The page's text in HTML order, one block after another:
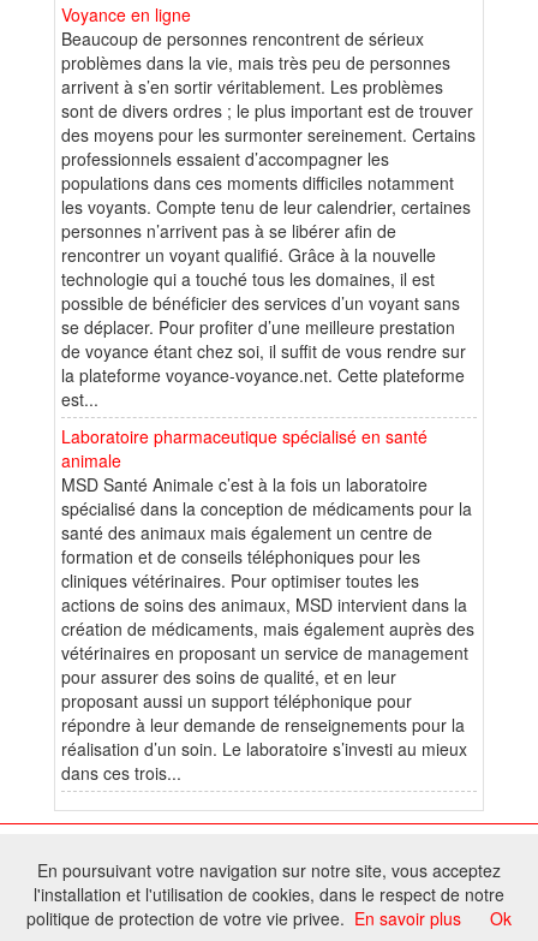
Voyance en ligne
Beaucoup de personnes rencontrent de sérieux
problèmes dans la vie, mais très peu de personnes
arrivent à s’en sortir véritablement. Les problèmes
sont de divers ordres ; le plus important est de trouver
des moyens pour les surmonter sereinement. Certains
professionnels essaient d’accompagner les
populations dans ces moments difficiles notamment
les voyants. Compte tenu de leur calendrier, certaines
personnes n’arrivent pas à se libérer afin de
rencontrer un voyant qualifié. Grâce à la nouvelle
technologie qui a touché tous les domaines, il est
possible de bénéficier des services d’un voyant sans
se déplacer. Pour profiter d’une meilleure prestation
de voyance étant chez soi, il suffit de vous rendre sur
la plateforme voyance-voyance.net. Cette plateforme
est...
Laboratoire pharmaceutique spécialisé en santé
animale
MSD Santé Animale c’est à la fois un laboratoire
spécialisé dans la conception de médicaments pour la
santé des animaux mais également un centre de
formation et de conseils téléphoniques pour les
cliniques vétérinaires. Pour optimiser toutes les
actions de soins des animaux, MSD intervient dans la
création de médicaments, mais également auprès des
vétérinaires en proposant un service de management
pour assurer des soins de qualité, et en leur
proposant aussi un support téléphonique pour
répondre à leur demande de renseignements pour la
réalisation d’un soin. Le laboratoire s’investi au mieux
dans ces trois...
FontAwesome
Tous droits réservés - Toute reproduction du contenu de ce site, même
partielle, est interdite sans accord du propriétaire.
En poursuivant votre navigation sur notre site, vous acceptez
l'installation et l'utilisation de cookies, dans le respect de notre
politique de protection de votre vie privee. En savoir plus Ok